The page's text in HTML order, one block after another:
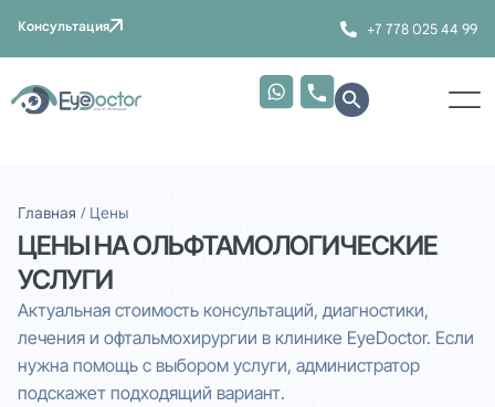
Консультация +7 778 025 44 99
Главная / Цены
ЦЕНЫ НА ОЛЬФТАМОЛОГИЧЕСКИЕ
УСЛУГИ
Актуальная стоимость консультаций, диагностики,
лечения и офтальмохирургии в клинике EyeDoctor. Если
нужна помощь с выбором услуги, администратор
подскажет подходящий вариант.